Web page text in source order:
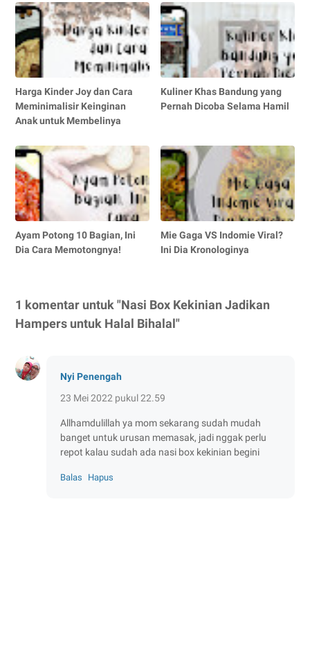
Harga Kinder Joy dan Cara
Meminimalisir Keinginan
Anak untuk Membelinya
Kuliner Khas Bandung yang
Pernah Dicoba Selama Hamil
Ayam Potong 10 Bagian, Ini
Dia Cara Memotongnya!
Mie Gaga VS Indomie Viral?
Ini Dia Kronologinya
1 komentar untuk "Nasi Box Kekinian Jadikan
Hampers untuk Halal Bihalal"
Nyi Penengah
23 Mei 2022 pukul 22.59
Allhamdulillah ya mom sekarang sudah mudah
banget untuk urusan memasak, jadi nggak perlu
repot kalau sudah ada nasi box kekinian begini
Balas Hapus